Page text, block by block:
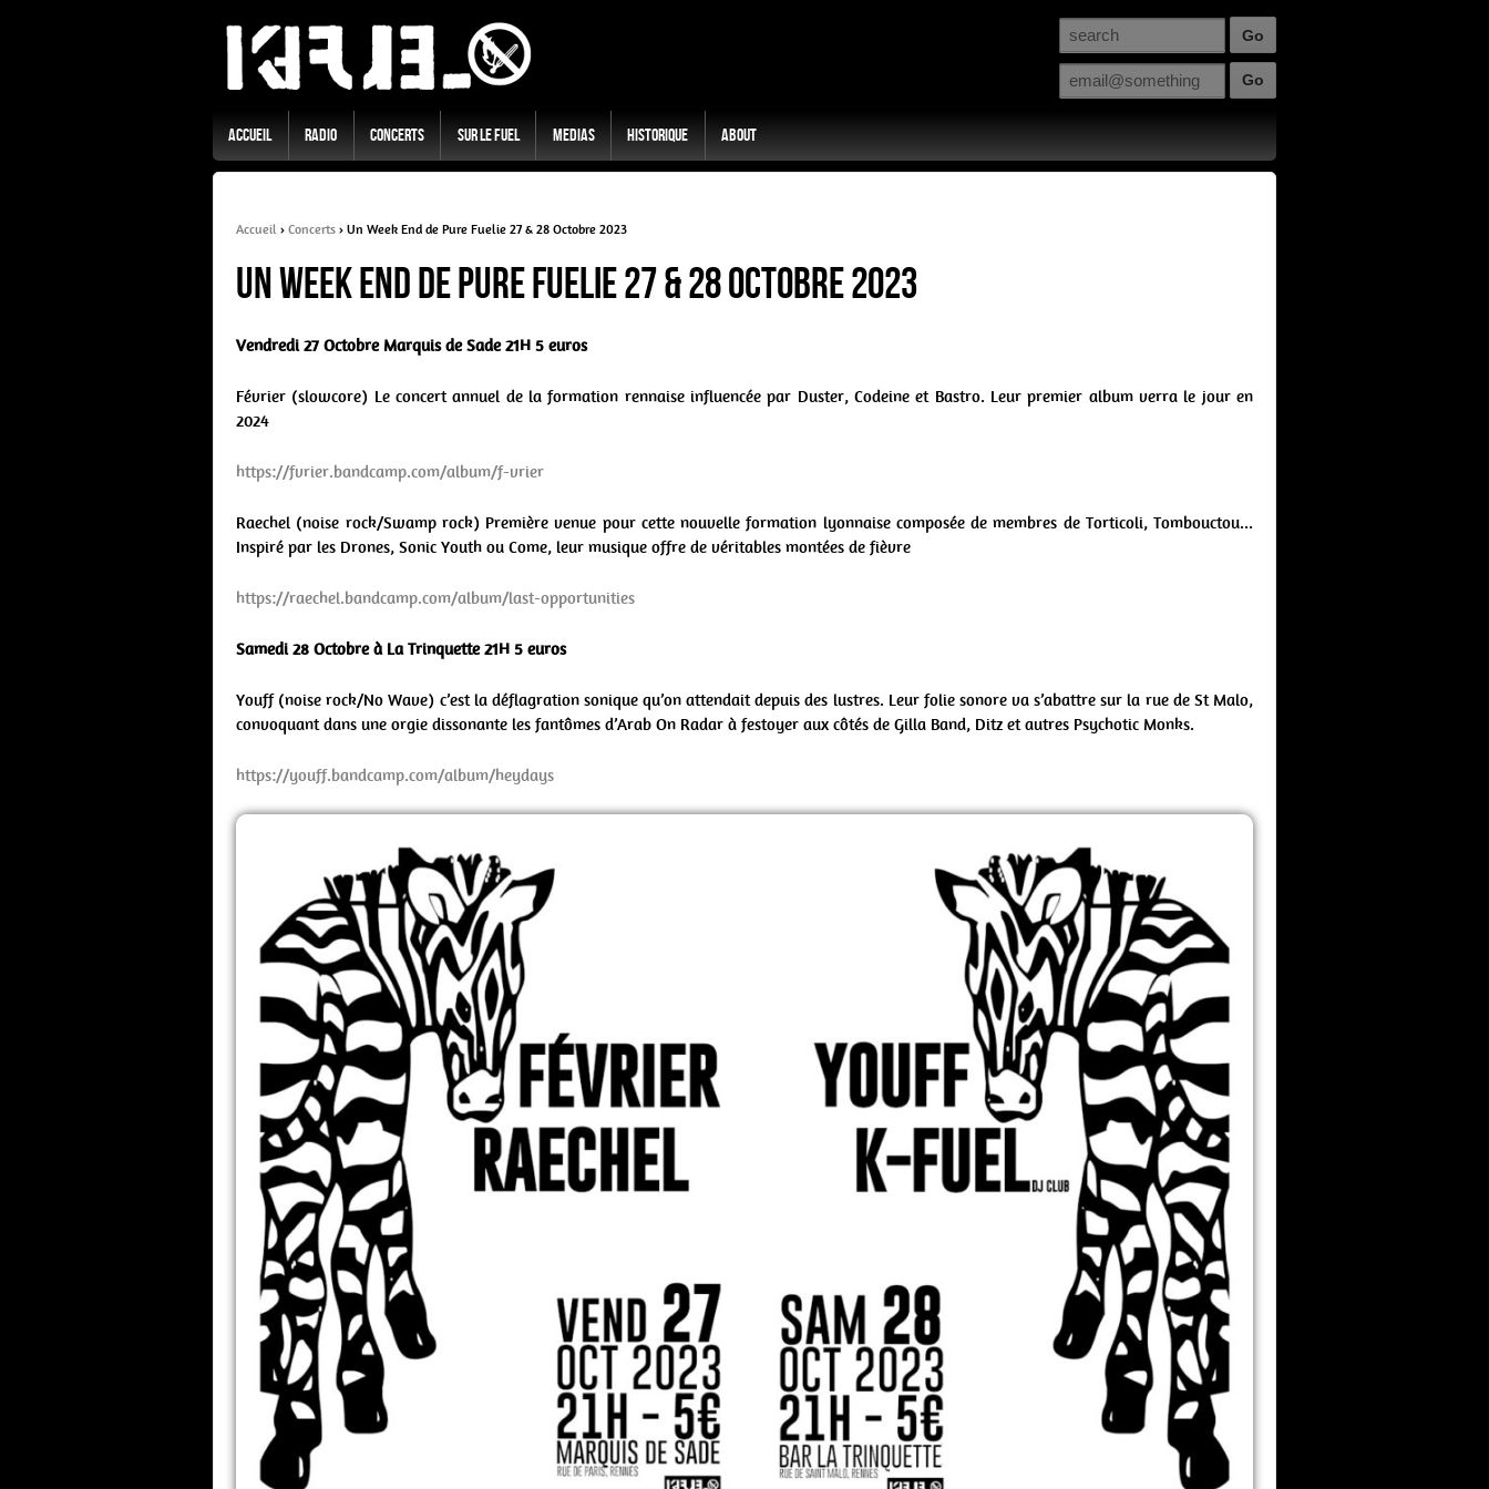
Accueil Radio Concerts Sur Le Fuel Medias Historique About
Accueil › Concerts › Un Week End de Pure Fuelie 27 & 28 Octobre 2023
Un Week End de Pure Fuelie 27 & 28 Octobre 2023
Vendredi 27 Octobre Marquis de Sade 21H 5 euros
Février (slowcore) Le concert annuel de la formation rennaise influencée par Duster, Codeine et Bastro. Leur premier album verra le jour en
2024
https://fvrier.bandcamp.com/album/f-vrier
Raechel (noise rock/Swamp rock) Première venue pour cette nouvelle formation lyonnaise composée de membres de Torticoli, Tombouctou…
Inspiré par les Drones, Sonic Youth ou Come, leur musique offre de véritables montées de fièvre
https://raechel.bandcamp.com/album/last-opportunities
Samedi 28 Octobre à La Trinquette 21H 5 euros
Youff (noise rock/No Wave) c’est la déflagration sonique qu’on attendait depuis des lustres. Leur folie sonore va s’abattre sur la rue de St Malo,
convoquant dans une orgie dissonante les fantômes d’Arab On Radar à festoyer aux côtés de Gilla Band, Ditz et autres Psychotic Monks.
https://youff.bandcamp.com/album/heydays